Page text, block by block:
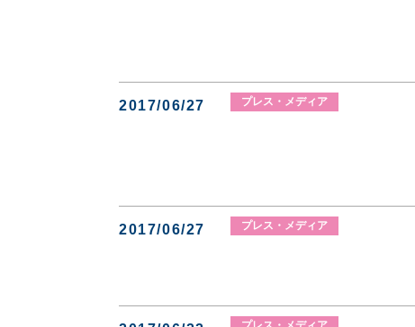
2017/06/27 プレス・メディア
2017/06/27 プレス・メディア